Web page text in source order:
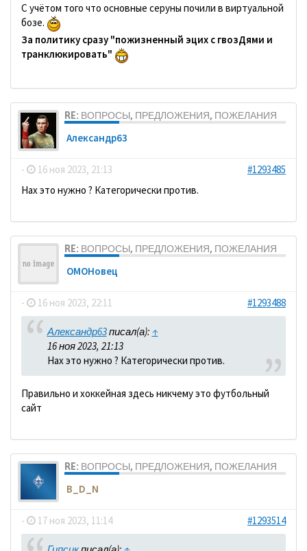
С учётом того что основные серуны почили в виртуальной
бозе.
За политику сразу "пожизненный эцих с гвозДями и
транклюкировать"
RE: ВОПРОСЫ, ПРЕДЛОЖЕНИЯ, ПОЖЕЛАНИЯ
Александр63
- 16 ноя 2023, 21:13
#1293485
Нах это нужно ? Категорически против.
RE: ВОПРОСЫ, ПРЕДЛОЖЕНИЯ, ПОЖЕЛАНИЯ
ОМОНовец
- 16 ноя 2023, 22:11 #1293488
Александр63писал(а): ↑
16 ноя 2023, 21:13
Нах это нужно ? Категорически против.
Правильно и хоккейная здесь никчему это футбольный
сайт
RE: ВОПРОСЫ, ПРЕДЛОЖЕНИЯ, ПОЖЕЛАНИЯ
B_D_N
- 17 ноя 2023, 11:14 #1293514